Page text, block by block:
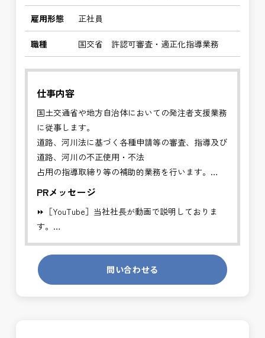
雇用形態 正社員
職種 国交省 許認可審査・適正化指導業務
仕事内容
国土交通省や地方自治体においての発注者支援業務
に従事します。
道路、河川法に基づく各種申請等の審査、指導及び
道路、河川の不正使用・不法
占用の指導取締り等の補助的業務を行います。
より適切な道路、河川利用を推進することを目的と
する業務です。
※基本的に、土日祝祭日は、休日となります。
＊受注が多く、増員募集しております。
PRメッセージ
⏩［YouTube］当社社長が動画で説明しておりま
す。
https://youtube.com/channel/
発注者側の立場で業務を行う、やりがいのあるお仕
事です。
長期的にお仕事が出来る方を募集しております。
問い合わせる